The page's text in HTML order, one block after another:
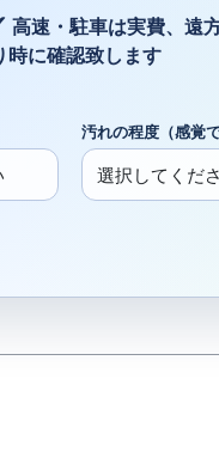
高速・駐車は実費、遠
時に確認致します
汚れの程度（感覚で